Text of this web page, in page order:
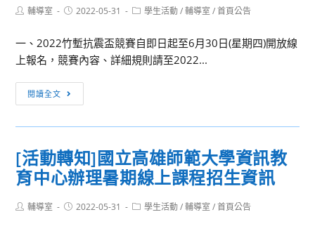
科
大
學
勞
力
發
署
Post輔導室
Post2022-05-31
Post學生活動 / 輔導室 / 首頁公告
一、2022竹塹抗震盃競賽自即日起至6月30日(星期四)開放線
上報名，競賽內容、詳細規則請至2022...
閱讀全文
動
轉
國
立
明
[活動轉知]國立高雄師範大學資訊教
育中心辦理暑期線上課程招生資訊
Post輔導室
Post2022-05-31
Post學生活動 / 輔導室 / 首頁公告